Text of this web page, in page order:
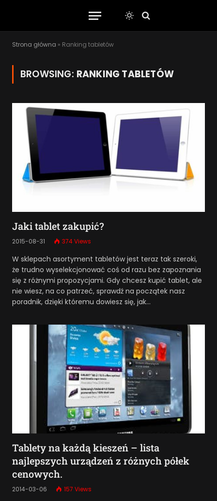
Strona główna » Ranking tabletów
BROWSING: RANKING TABLETÓW
Jaki tablet zakupić?
2015-08-31 374Views
W sklepach asortyment tabletów jest teraz tak szeroki,
że trudno wyselekcjonować coś od razu bez zapoznania
się z różnymi propozycjami. Gdy chcesz kupić tablet, ale
nie wiesz, na co patrzeć, sprawdź na początek nasz
poradnik, dzięki któremu dowiesz się, jak…
Tablety na każdą kieszeń – lista
najlepszych urządzeń z różnych półek
cenowych.
2014-03-06 157 Views